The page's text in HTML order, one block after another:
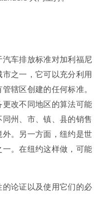
车排放标准对加利福尼
之一，它可以充分利用
辖区创建的任何标准。
改不同地区的算法可能
州、市、镇、县的销售
。另一方面，纽约是世
。在纽约这样做，可能
论证以及使用它们的必